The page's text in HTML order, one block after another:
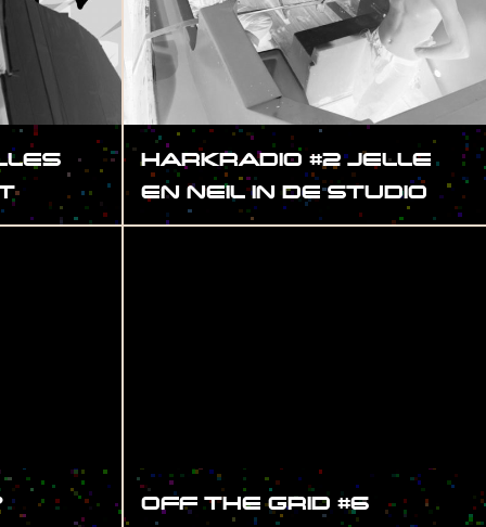
HARKRADIO #2 JELLE
EN NEIL IN DE STUDIO
OFF THE GRID #6